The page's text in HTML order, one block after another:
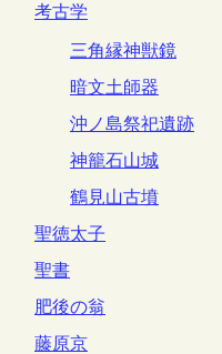
考古学
三角縁神獣鏡
暗文土師器
沖ノ島祭祀遺跡
神籠石山城
鶴見山古墳
聖徳太子
聖書
肥後の翁
藤原京